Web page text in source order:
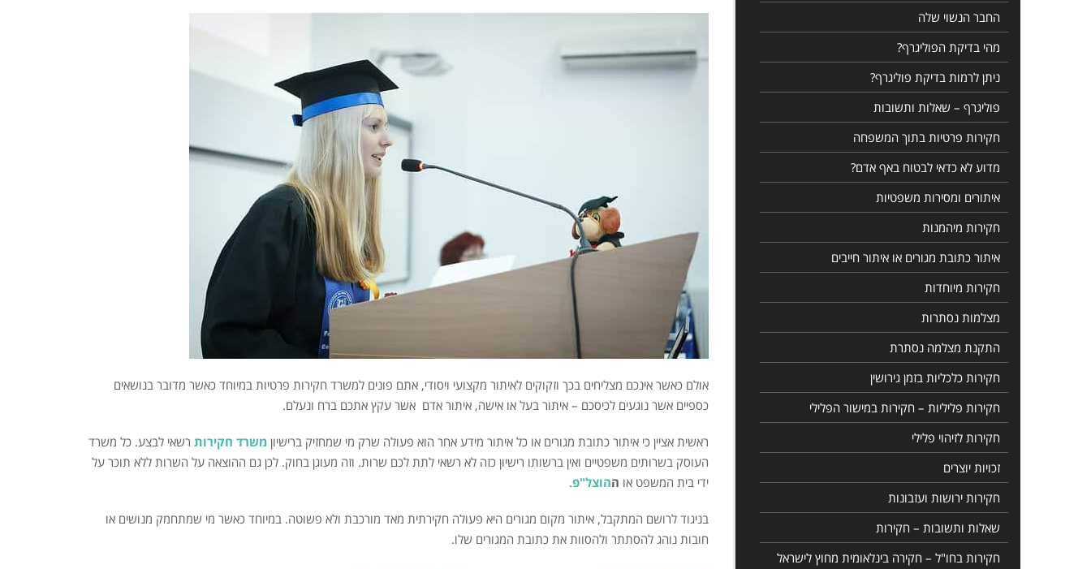
אולם כאשר אינכם מצליחים בכך וזקוקים לאיתור מקצועי ויסודי, אתם פונים למשרד חקירות פרטיות במיוחד כאשר מדובר בנושאים
כספיים אשר נוגעים לכיסכם – איתור בעל או אישה, איתור אדם אשר עקץ אתכם ברח ונעלם.
ראשית אציין כי איתור כתובת מגורים או כל איתור מידע אחר הוא פעולה שרק מי שמחזיק ברישיון משרד חקירות רשאי לבצע. כל משרד
העוסק בשרותים משפטיים ואין ברשותו רישיון כזה לא רשאי לתת לכם שרות. וזה מעוגן בחוק. לכן גם ההוצאה על השרות ללא תוכר על
ידי בית המשפט או ההוצל"פ.
בניגוד לרושם המתקבל, איתור מקום מגורים היא פעולה חקירתית מאד מורכבת ולא פשוטה. במיוחד כאשר מי שמתחמק מנושים או
חובות נוהג להסתתר ולהסוות את כתובת המגורים שלו.
החבר הנשוי שלה
מהי בדיקת הפוליגרף?
ניתן לרמות בדיקת פוליגרף?
פוליגרף – שאלות ותשובות
חקירות פרטיות בתוך המשפחה
מדוע לא כדאי לבטוח באף אדם?
איתורים ומסירות משפטיות
חקירות מיהמנות
איתור כתובת מגורים או איתור חייבים
חקירות מיוחדות
מצלמות נסתרות
התקנת מצלמה נסתרת
חקירות כלכליות בזמן גירושין
חקירות פליליות – חקירות במישור הפלילי
חקירות לזיהוי פלילי
זכויות יוצרים
חקירות ירושות ועזבונות
שאלות ותשובות – חקירות
חקירות בחו"ל – חקירה בינלאומית מחוץ לישראל